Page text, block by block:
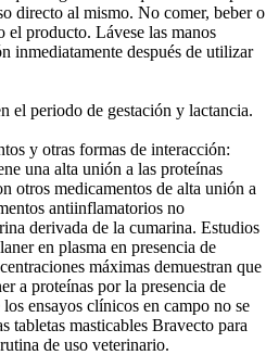
directo al mismo. No comer, beber o
el producto. Lávese las manos
inmediatamente después de utilizar
el periodo de gestación y lactancia.
y otras formas de interacción:
una alta unión a las proteínas
otros medicamentos de alta unión a
antiinflamatorios no
derivada de la cumarina. Estudios
en plasma en presencia de
máximas demuestran que
a proteínas por la presencia de
ensayos clínicos en campo no se
tabletas masticables Bravecto para
de uso veterinario.